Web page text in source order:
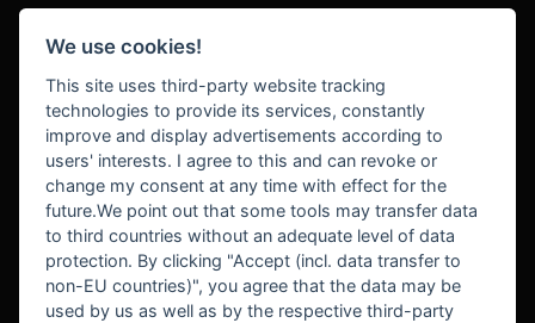
BEKANNT AUS
We use cookies!
This site uses third-party website tracking
technologies to provide its services, constantly
improve and display advertisements according to
users' interests. I agree to this and can revoke or
change my consent at any time with effect for the
future.We point out that some tools may transfer data
to third countries without an adequate level of data
protection. By clicking "Accept (incl. data transfer to
non-EU countries)", you agree that the data may be
used by us as well as by the respective third-party